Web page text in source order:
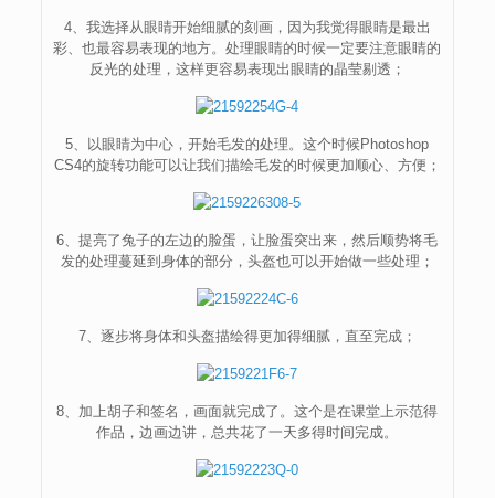
4、我选择从眼睛开始细腻的刻画，因为我觉得眼睛是最出
彩、也最容易表现的地方。处理眼睛的时候一定要注意眼睛的
反光的处理，这样更容易表现出眼睛的晶莹剔透；
5、以眼睛为中心，开始毛发的处理。这个时候Photoshop
CS4的旋转功能可以让我们描绘毛发的时候更加顺心、方便；
6、提亮了兔子的左边的脸蛋，让脸蛋突出来，然后顺势将毛
发的处理蔓延到身体的部分，头盔也可以开始做一些处理；
7、逐步将身体和头盔描绘得更加得细腻，直至完成；
8、加上胡子和签名，画面就完成了。这个是在课堂上示范得
作品，边画边讲，总共花了一天多得时间完成。